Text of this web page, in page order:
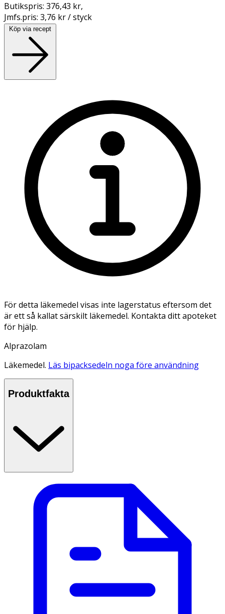
Butikspris: 376,43 kr,
Jmfs.pris: 3,76 kr / styck
Köp via recept
För detta läkemedel visas inte lagerstatus eftersom det
är ett så kallat särskilt läkemedel. Kontakta ditt apoteket
för hjälp.
Alprazolam
Läkemedel. Läs bipacksedeln noga före användning
Produktfakta